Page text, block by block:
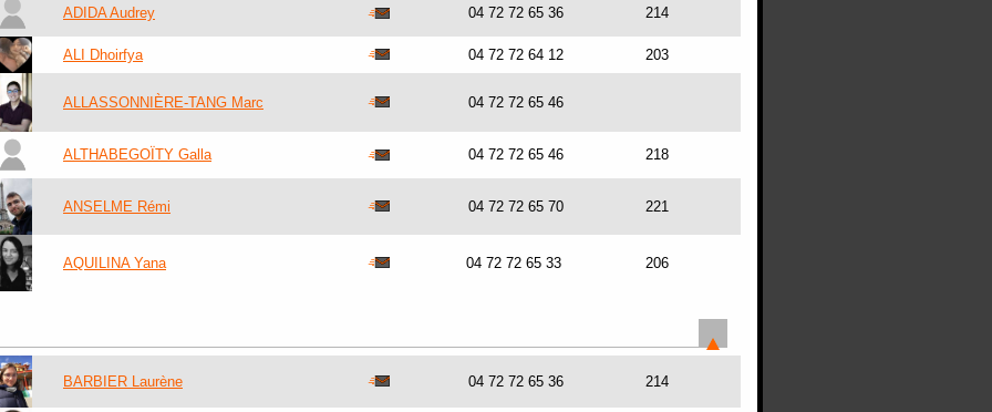
ADIDA Audrey 04 72 72 65 36 214
ALI Dhoirfya 04 72 72 64 12 203
ALLASSONNIÈRE-TANG Marc 04 72 72 65 46
ALTHABEGOÏTY Galla 04 72 72 65 46 218
ANSELME Rémi 04 72 72 65 70 221
AQUILINA Yana 04 72 72 65 33 206
BARBIER Laurène 04 72 72 65 36 214